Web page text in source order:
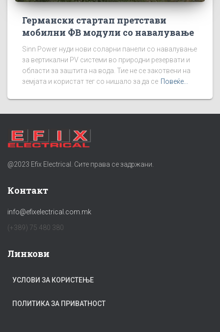
Германски стартап претстави
мобилни ФВ модули со навалување
Sinn Power нуди нови соларни панели со навалување
за вертикални PV системи во природни резервати и
области за заштита на вода. Тие не се закотвени на
земјата и користат тег со нишало за да се Повеќе...
@2023 Efix Electrical. Сите права се задржани.
Контакт
info@efixelectrical.com.mk
(+389) 75 480 380
Линкови
УСЛОВИ ЗА КОРИСТЕЊЕ
ПОЛИТИКА ЗА ПРИВАТНОСТ